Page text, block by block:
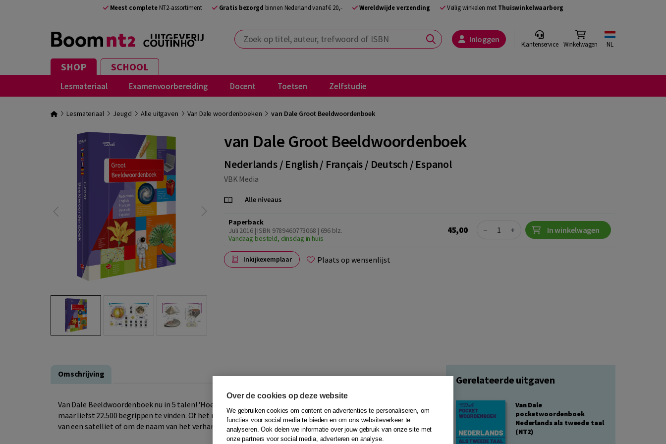
Meest completeNT2-assortiment Gratis bezorgd binnen Nederland vanaf € 20,- Wereldwijde verzending Veilig winkelen met Thuiswinkelwaarborg
Zoek op titel, auteur, trefwoord of ISBN Inloggen Klantenservice Winkelwagen NL
SHOP SCHOOL
Lesmateriaal Examenvoorbereiding Docent Toetsen Zelfstudie
Lesmateriaal Jeugd Alle uitgaven Van Dale woordenboeken van Dale Groot Beeldwoordenboek
van Dale Groot Beeldwoordenboek
Nederlands / English / Français / Deutsch / Espanol
VBK Media
Paperback
Juli 2016 | ISBN 9789460773068 | 696 blz.
Vandaag besteld, dinsdag in huis
45,00 Quantity
− + In winkelwagen
Inkijkexemplaar Plaats op wensenlijst
Omschrijving
Van Dale Beeldwoordenboek nu in 5 talen! 'Hoe heet ook alweer ...?' Aan de hand van 8000 afbeeldingen zijn
maar liefst 22.500 begrippen te vinden. Of het nu gaat om huis-, tuin- en keukenvoorwerpen, om onderdelen
van een satelliet of om de naam van het verharde eindstukje van een veter...
Gerelateerde uitgaven
Van Dale
pocketwoordenboek
Nederlands als tweede taal
(NT2)
Over de cookies op deze website
We gebruiken cookies om content en advertenties te personaliseren, om
functies voor social media te bieden en om ons websiteverkeer te
analyseren. Ook delen we informatie over jouw gebruik van onze site met
onze partners voor social media, adverteren en analyse.